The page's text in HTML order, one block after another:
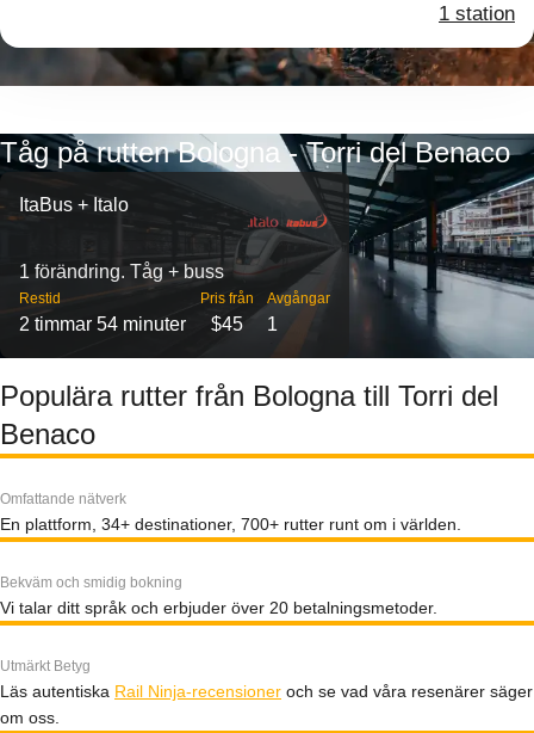
1 station
Tåg på rutten Bologna - Torri del Benaco
ItaBus + Italo
1 förändring. Tåg + buss
Restid
2 timmar 54 minuter
Pris från
$45
Avgångar
1
Populära rutter från Bologna till Torri del
Benaco
Omfattande nätverk
En plattform, 34+ destinationer, 700+ rutter runt om i världen.
Bekväm och smidig bokning
Vi talar ditt språk och erbjuder över 20 betalningsmetoder.
Utmärkt Betyg
Läs autentiska Rail Ninja-recensioner och se vad våra resenärer säger
om oss.